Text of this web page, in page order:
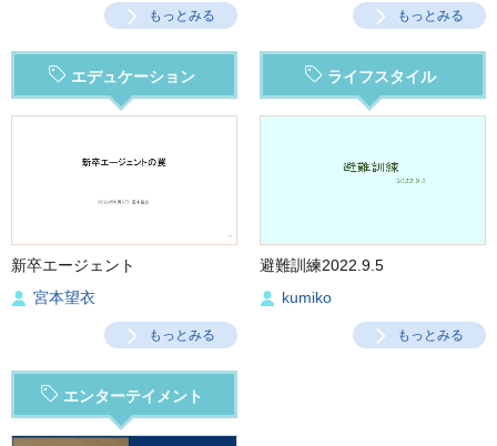
もっとみる もっとみる
エデュケーション
新卒エージェント
宮本望衣
もっとみる
ライフスタイル
避難訓練2022.9.5
kumiko
もっとみる
エンターテイメント